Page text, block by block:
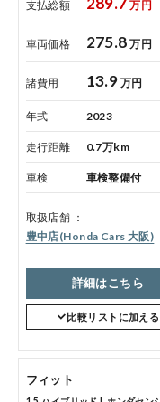
コ
点
各店
コ
支払総額 万円
車両価格 275.8 万円
諸費用 13.9 万円
年式 2023
走行距離 0.7万km
車検 車検整備付
取扱店舗
豊中店(Honda Cars 大阪)
詳細はこちら
比較リストに加える
フィット